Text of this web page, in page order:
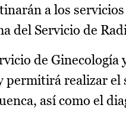
a los
del Servicio de
de
realizar el
así como el